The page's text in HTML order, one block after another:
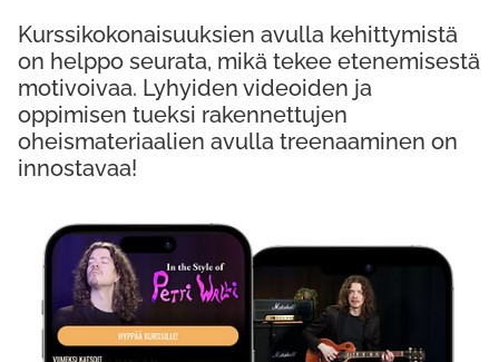
Kurssikokonaisuuksien avulla kehittymistä
on helppo seurata, mikä tekee etenemisestä
motivoivaa. Lyhyiden videoiden ja
oppimisen tueksi rakennettujen
oheismateriaalien avulla treenaaminen on
innostavaa!